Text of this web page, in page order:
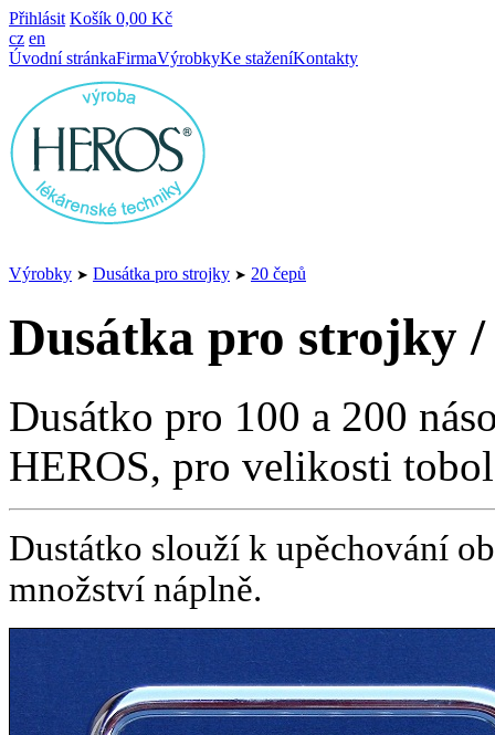
Přihlásit Košík 0,00 Kč
cz en
Úvodní stránkaFirmaVýrobkyKe staženíKontakty
Výrobky ➤ Dusátka pro strojky ➤ 20 čepů
Dusátka pro strojky /
Dusátko pro 100 a 200
HEROS, pro velikosti
Dustátko slouží k upěchování
množství náplně.